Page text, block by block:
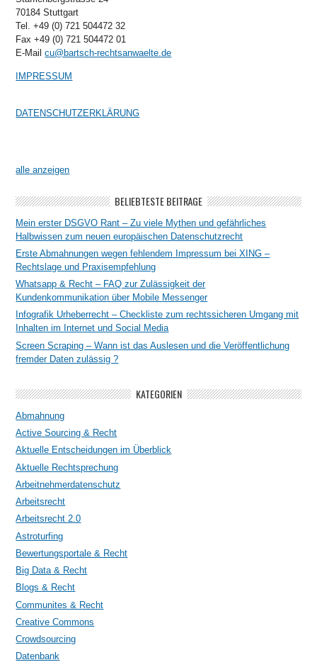
70184 Stuttgart
Tel. +49 (0) 721 504472 32
Fax +49 (0) 721 504472 01
E-Mailcu@bartsch-rechtsanwaelte.de
IMPRESSUM
DATENSCHUTZERKLÄRUNG
alle anzeigen
BELIEBTESTE BEITRÄGE
Mein erster DSGVO Rant – Zu viele Mythen und gefährliches
Halbwissen zum neuen europäischen Datenschutzrecht
Erste Abmahnungen wegen fehlendem Impressum bei XING –
Rechtslage und Praxisempfehlung
Whatsapp & Recht – FAQ zur Zulässigkeit der
Kundenkommunikation über Mobile Messenger
Infografik Urheberrecht – Checkliste zum rechtssicheren Umgang mit
Inhalten im Internet und Social Media
Screen Scraping – Wann ist das Auslesen und die Veröffentlichung
fremder Daten zulässig ?
KATEGORIEN
Abmahnung
Active Sourcing & Recht
Aktuelle Entscheidungen im Überblick
Aktuelle Rechtsprechung
Arbeitnehmerdatenschutz
Arbeitsrecht
Arbeitsrecht 2.0
Astroturfing
Bewertungsportale & Recht
Big Data & Recht
Blogs & Recht
Communites & Recht
Creative Commons
Crowdsourcing
Datenbank